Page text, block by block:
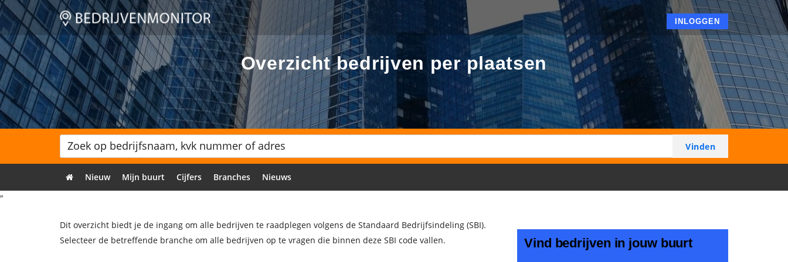
INLOGGEN
Overzicht bedrijven per plaatsen
Nieuw Mijn buurt Cijfers Branches
Nieuws
"
Dit overzicht biedt je de ingang om alle bedrijven te raadplegen volgens de Standaard Bedrijfsindeling (SBI).
Selecteer de betreffende branche om alle bedrijven op te vragen die binnen deze SBI code vallen.
Vind bedrijven in jouw buurt